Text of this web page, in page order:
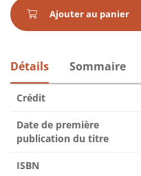
Ajouter au panier
Détails Sommaire
Crédit
Date de première
publication du titre
ISBN